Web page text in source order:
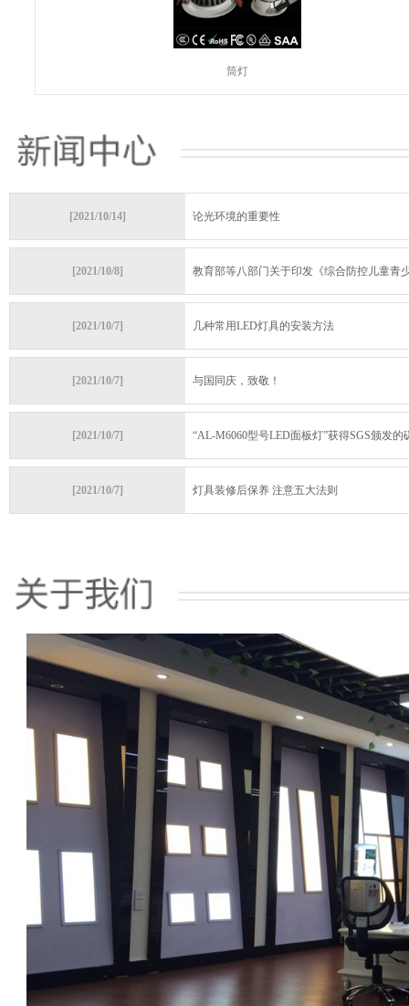
筒灯
[2021/10/14] 论光环境的重要性
[2021/10/8] 教育部等八部门关于印发《综合防控儿童青
[2021/10/7] 几种常用LED灯具的安装方法
[2021/10/7] 与国同庆，致敬！
[2021/10/7] “AL-M6060型号LED面板灯”获得SGS颁发的
[2021/10/7] 灯具装修后保养 注意五大法则